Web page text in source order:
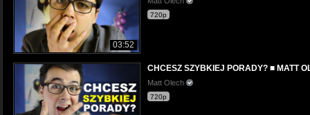
03:52
720p
CHCESZ SZYBKIEJ PORADY? ■ MATT
Matt Olech
720p